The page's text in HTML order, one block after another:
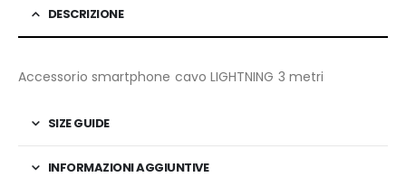
DESCRIZIONE
Accessorio smartphone cavo LIGHTNING 3 metri
SIZE GUIDE
INFORMAZIONI AGGIUNTIVE